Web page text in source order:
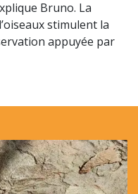
Bruno. La
stimulent la
appuyée par